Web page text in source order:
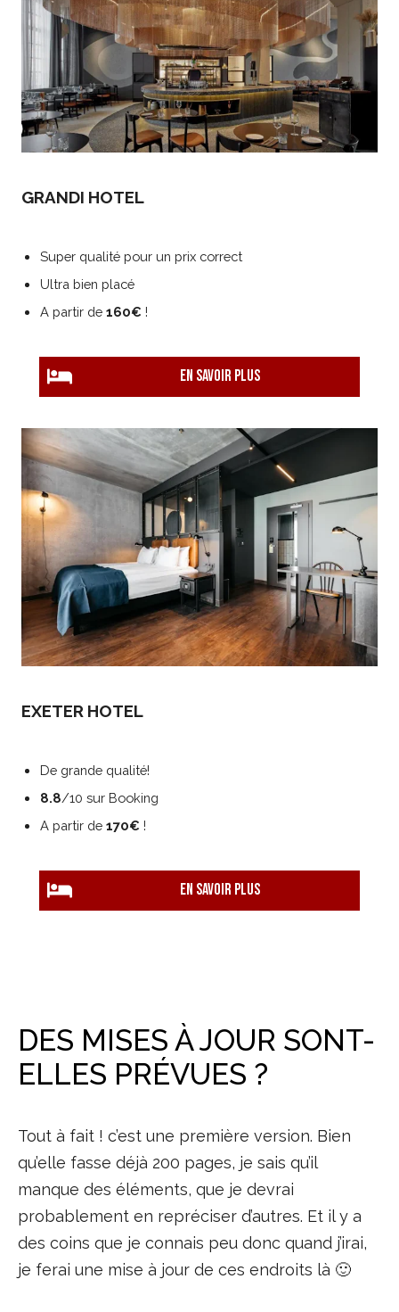
GRANDI HOTEL
Super qualité pour un prix correct
Ultra bien placé
A partir de 160€ !
EN savoir plus
EXETER HOTEL
De grande qualité!
8.8/10 sur Booking
A partir de 170€ !
EN savoir plus
DES MISES À JOUR SONT-
ELLES PRÉVUES ?
Tout à fait ! c’est une première version. Bien
qu’elle fasse déjà 200 pages, je sais qu’il
manque des éléments, que je devrai
probablement en repréciser d’autres. Et il y a
des coins que je connais peu donc quand j’irai,
je ferai une mise à jour de ces endroits là 🙂